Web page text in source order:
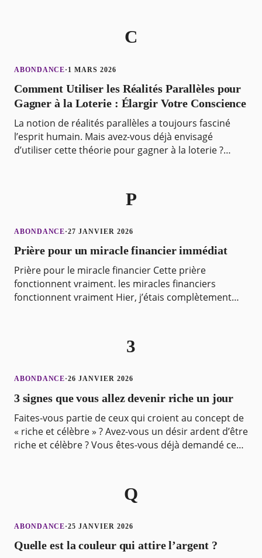
C
ABONDANCE· 1 MARS 2026
Comment Utiliser les Réalités Parallèles pour
Gagner à la Loterie : Élargir Votre Conscience
La notion de réalités parallèles a toujours fasciné
l’esprit humain. Mais avez-vous déjà envisagé
d’utiliser cette théorie pour gagner à la loterie ?
P
ABONDANCE·27 JANVIER 2026
Prière pour un miracle financier immédiat
Prière pour le miracle financier Cette prière
fonctionnent vraiment. les miracles financiers
fonctionnent vraiment Hier, j’étais complètement
3
ABONDANCE·26 JANVIER 2026
3 signes que vous allez devenir riche un jour
Faites-vous partie de ceux qui croient au concept de
« riche et célèbre » ? Avez-vous un désir ardent d’être
riche et célèbre ? Vous êtes-vous déjà demandé ce
Q
ABONDANCE·25 JANVIER 2026
Quelle est la couleur qui attire l’argent ?